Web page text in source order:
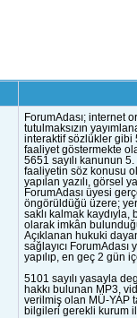
ForumAdası; internet
tutulmaksızın
interaktif sözlükler gibi
faaliyet göstermekte
5651 sayılı kanunun
faaliyetin söz konusu
yapılan yazılı, görsel
ForumAdası üyesi
öngörüldüğü üzere;
saklı kalmak
olarak imkân
Açıklanan hukuki
sağlayıcı
yapılıp, en geç 2 gün
5101 sayılı yasayla
hakkı bulunan MP3,
verilmiş olan MÜ-YAP
bilgileri gerekli kurum